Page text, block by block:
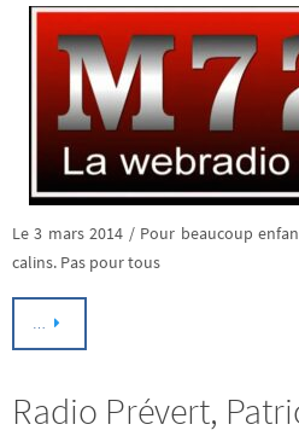
Le 3 mars 2014 / Pour beaucoup
calins. Pas pour tous
…
Radio Prévert,